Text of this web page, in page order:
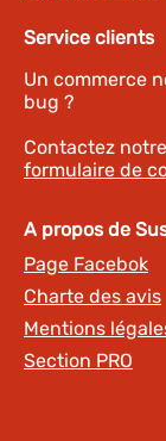
Service clients
Un commerce
bug ?
Contactez
formulaire de
A propos de
Page Facebok
Charte des avis
Mentions
Section PRO